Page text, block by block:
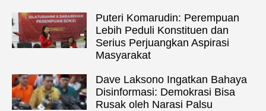
Puteri Komarudin: Perempuan
Lebih Peduli Konstituen dan
Serius Perjuangkan Aspirasi
Masyarakat
Dave Laksono Ingatkan Bahaya
Disinformasi: Demokrasi Bisa
Rusak oleh Narasi Palsu